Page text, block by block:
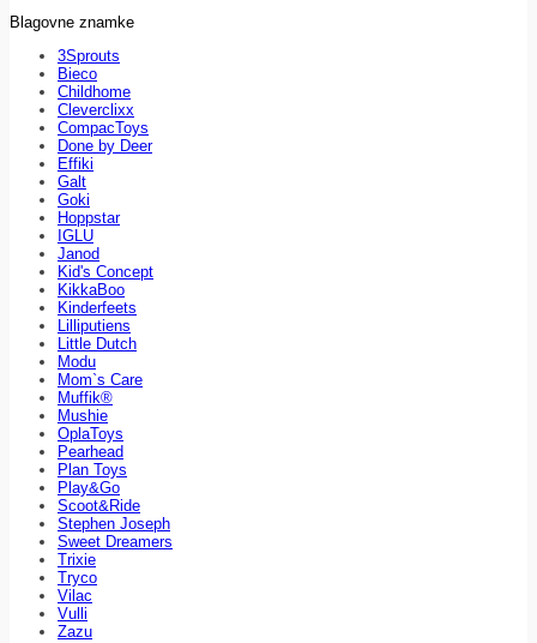
Blagovne znamke
3Sprouts
Bieco
Childhome
Cleverclixx
CompacToys
Done by Deer
Effiki
Galt
Goki
Hoppstar
IGLU
Janod
Kid's Concept
KikkaBoo
Kinderfeets
Lilliputiens
Little Dutch
Modu
Mom`s Care
Muffik®
Mushie
OplaToys
Pearhead
Plan Toys
Play&Go
Scoot&Ride
Stephen Joseph
Sweet Dreamers
Trixie
Tryco
Vilac
Vulli
Zazu